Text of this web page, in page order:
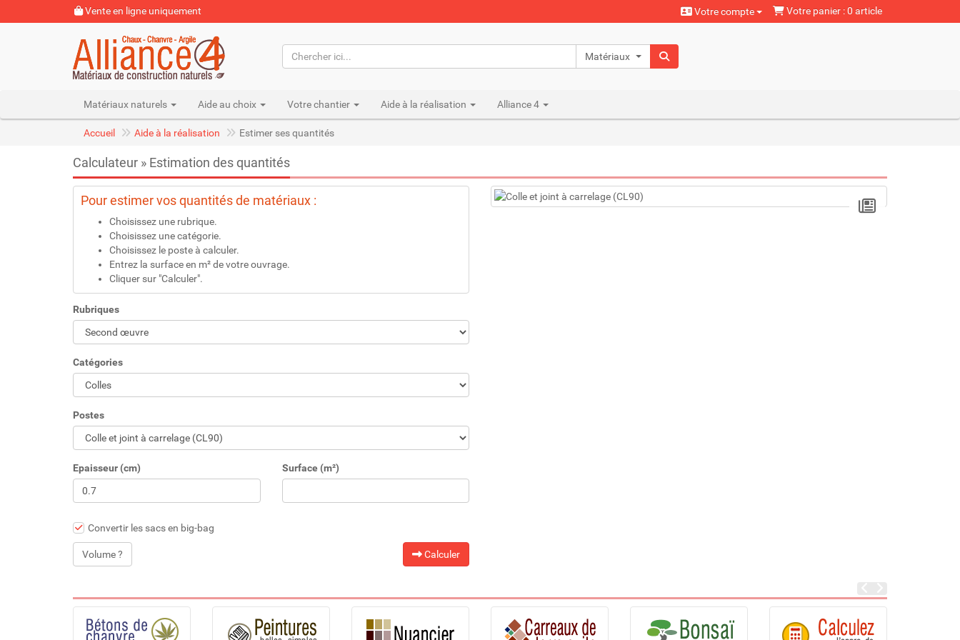
Vente en ligne uniquement Votre compte Votre panier : 0 article
Matériaux naturels
Matériaux naturels Aide au choix Votre chantier Aide à la réalisation Alliance 4
Accueil Aide à la réalisation Estimer ses quantités
Calculateur » Estimation des quantités
Pour estimer vos quantités de matériaux :
Choisissez une rubrique.
Choisissez une catégorie.
Choisissez le poste à calculer.
Entrez la surface en m² de votre ouvrage.
Cliquer sur "Calculer".
Rubriques
Catégories
Postes
Epaisseur (cm) Surface (m²)
Convertir les sacs en big-bag
Volume ? Calculer